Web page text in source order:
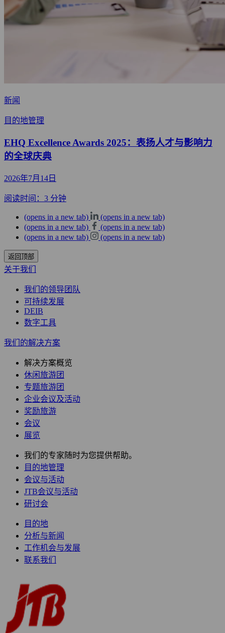
新闻
目的地管理
EHQ Excellence Awards 2025：表扬人才与影响力
的全球庆典
2026年7月14日
阅读时间：3 分钟
(opens in a new tab)
(opens in a new tab)
(opens in a new tab)
(opens in a new tab)
(opens in a new tab)
(opens in a new tab)
返回顶部
关于我们
我们的领导团队
可持续发展
DEIB
数字工具
我们的解决方案
解决方案概览
休闲旅游团
专题旅游团
企业会议及活动
奖励旅游
会议
展览
我们的专家随时为您提供帮助。
目的地管理
会议与活动
JTB会议与活动
研讨会
目的地
分析与新闻
工作机会与发展
联系我们